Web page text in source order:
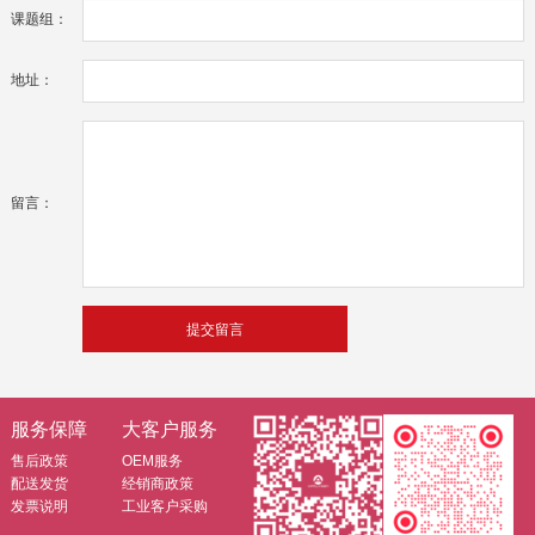
课题组：
地址：
留言：
服务保障
售后政策
配送发货
发票说明
大客户服务
OEM服务
经销商政策
工业客户采购